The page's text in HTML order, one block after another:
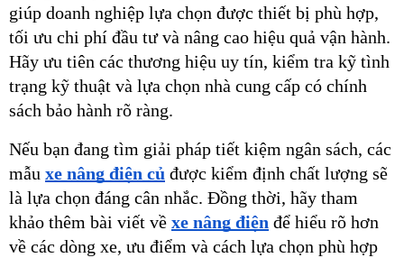
giúp doanh nghiệp lựa chọn được thiết bị phù hợp,
tối ưu chi phí đầu tư và nâng cao hiệu quả vận hành.
Hãy ưu tiên các thương hiệu uy tín, kiểm tra kỹ tình
trạng kỹ thuật và lựa chọn nhà cung cấp có chính
sách bảo hành rõ ràng.
Nếu bạn đang tìm giải pháp tiết kiệm ngân sách, các
mẫu xe nâng điện củ được kiểm định chất lượng sẽ
là lựa chọn đáng cân nhắc. Đồng thời, hãy tham
khảo thêm bài viết về xe nâng điện để hiểu rõ hơn
về các dòng xe, ưu điểm và cách lựa chọn phù hợp